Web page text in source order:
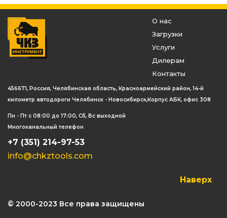
© 2000-2023 Все права защищены
456671, Россия, Челябинская область, Красноармейский район, 14-й
километр автодороги Челябинск - Новосибирск,Корпус АБК, офис 308
Пн - Пт с 08:00 до 17:00, Сб, Вс выходной
Многоканальный телефон
+7 (351) 214-97-53
info@chkztools.com
О нас
Загрузки
Услуги
Дилерам
Контакты
Наверх